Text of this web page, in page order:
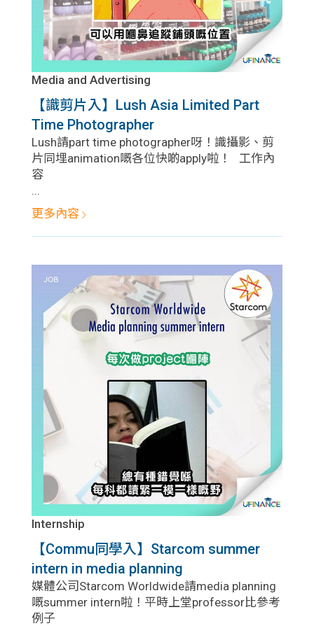
Media and Advertising
【識剪片入】Lush Asia Limited Part
Time Photographer
Lush請part time photographer呀！識攝影、剪
片同埋animation嘅各位快啲apply啦！ 工作內
容
...
更多內容
Internship
【Commu同學入】Starcom summer
intern in media planning
媒體公司Starcom Worldwide請media planning
嘅summer intern啦！平時上堂professor比參考
例子